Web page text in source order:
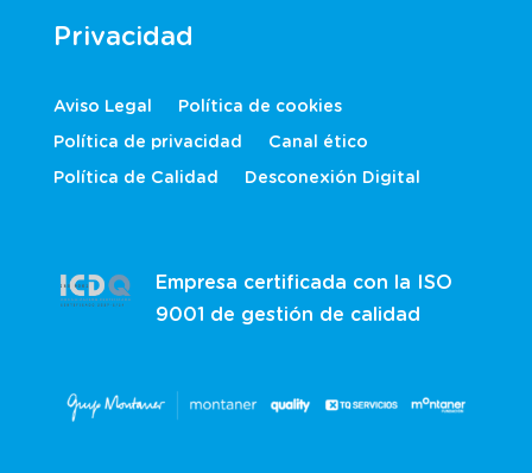
Privacidad
Aviso Legal Política de cookies
Política de privacidad Canal ético
Política de Calidad Desconexión Digital
Empresa certificada con la ISO
9001 de gestión de calidad